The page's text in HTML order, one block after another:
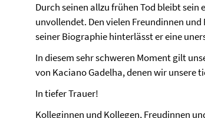
Durch seinen allzu frühen Tod bleibt
unvollendet. Den vielen Freundinnen
seiner Biographie hinterlässt er eine
In diesem sehr schweren Moment gilt
von Kaciano Gadelha, denen wir unsere
In tiefer Trauer!
Kolleginnen und Kollegen, Freudinnen